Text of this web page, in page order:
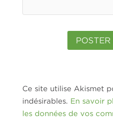
Ce site utilise Akismet
indésirables. En savoir
les données de vos